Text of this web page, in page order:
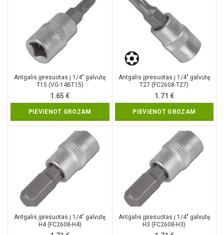
Antgalis įpresuotas į 1/4″ galvutę
T15 (VG-14BT15)
1.65€
PIEVIENOT GROZAM
Antgalis įpresuotas į 1/4″ galvutę
T27 (FC2608-T27)
1.71 €
PIEVIENOT GROZAM
Antgalis įpresuotas į 1/4″ galvutę
H4 (FC2608-H4)
Antgalis įpresuotas į 1/4″ galvutę
H3 (FC2608-H3)